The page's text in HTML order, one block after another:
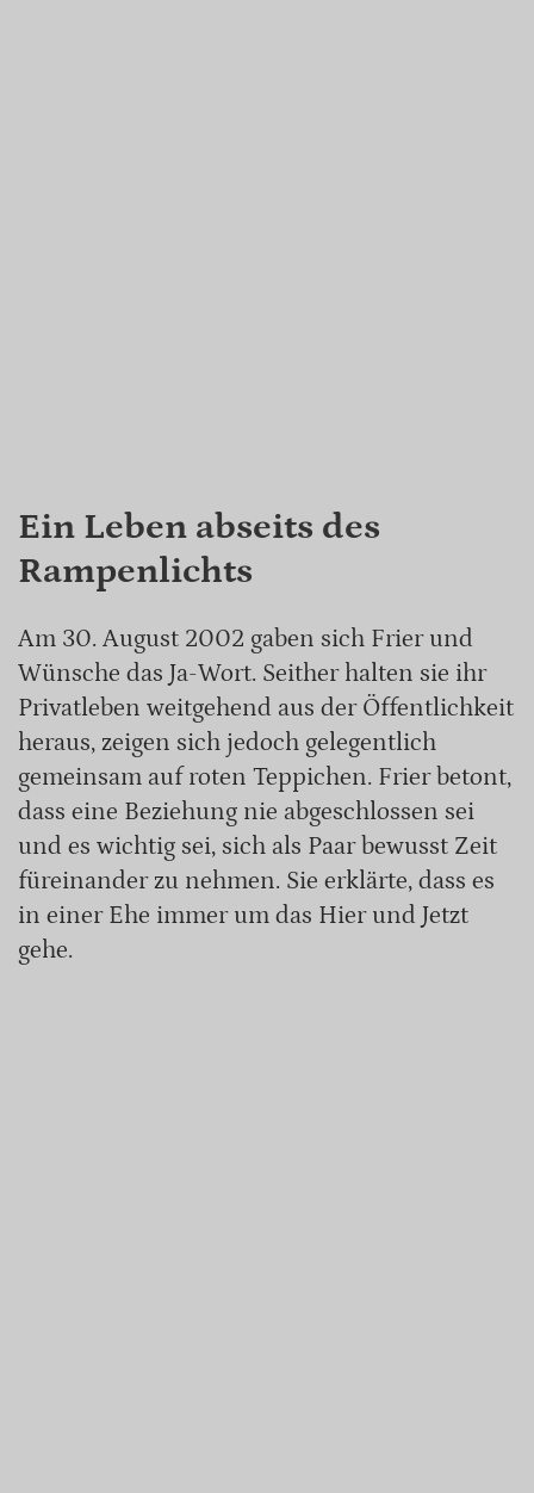
Ein Leben abseits des
Rampenlichts
Am 30. August 2002 gaben sich Frier und
Wünsche das Ja-Wort. Seither halten sie ihr
Privatleben weitgehend aus der Öffentlichkeit
heraus, zeigen sich jedoch gelegentlich
gemeinsam auf roten Teppichen. Frier betont,
dass eine Beziehung nie abgeschlossen sei
und es wichtig sei, sich als Paar bewusst Zeit
füreinander zu nehmen. Sie erklärte, dass es
in einer Ehe immer um das Hier und Jetzt
gehe.